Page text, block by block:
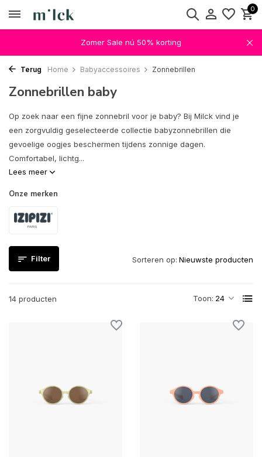
0
Zomer Sale nú 50% korting
Terug Home Babyaccessoires Zonnebrillen
Zonnebrillen baby
Op zoek naar een fijne zonnebril voor je baby? Bij Milck vind je
een zorgvuldig geselecteerde collectie babyzonnebrillen die
gevoelige oogjes beschermen tijdens zonnige dagen.
Comfortabel, lichtg...
Lees meer
Onze merken
Filter
14 producten Toon:
Sorteren op: